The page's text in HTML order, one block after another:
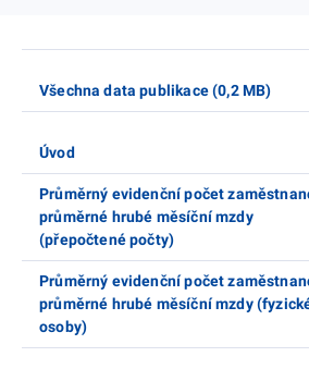
Všechna data publikace (0,2 MB)
Úvod
Průměrný evidenční počet
průměrné hrubé měsíční mzdy
(přepočtené počty)
Průměrný evidenční počet
průměrné hrubé měsíční mzdy
osoby)